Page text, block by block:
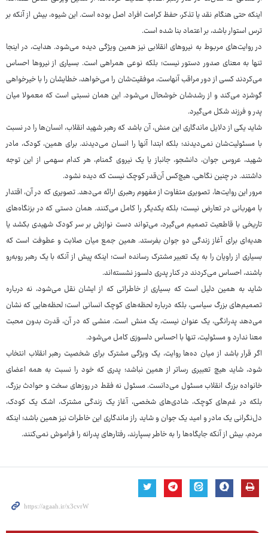
اینکه حتی هنگام نقد یا تذکر، حفظ کرامت افراد اصل بوده است. این شیوه، بیش از آنکه بر
ترس استوار باشد، بر اعتماد بنا شده است.
در روایت‌های مربوط به نیروهای انقلابی نیز همین ویژگی دیده می‌شود. هدایت، در اینجا
تنها به معنای صدور دستور نیست؛ بلکه نوعی همراهی است. بسیاری از نیروها احساس
می‌کردند کسی از دور مراقب آنهاست، موفقیت‌شان را می‌خواهد، خطایشان را با خیرخواهی
گوشزد می‌کند و از رشدشان خوشحال می‌شود. این همان نسبتی است که معمولا میان
پدر و فرزند شکل می‌گیرد.
شاید یکی از دلایل ماندگاری این منش، آن باشد که رهبر شهید انقلاب، انسان‌ها را در نسبت
با مسئولیت‌شان نمی‌دیدند؛ بلکه ابتدا آنها را انسان می‌دیدند. برای همین، کودک، مادر
شهید، عروس جوان، دانشجو، جانباز یا یک نیروی گمنام، هر کدام سهمی از این توجه
داشتند. در چنین نگاهی، هیچ‌کس آن‌قدر کوچک نیست که دیده نشود.
مرور این روایت‌ها، تصویری متفاوت از مفهوم رهبری ارائه می‌دهد. تصویری که در آن، اقتدار
با مهربانی در تعارض نیست؛ بلکه یکدیگر را کامل می‌کنند. همان دستی که در بزنگاه‌های
تاریخی با قاطعیت تصمیم می‌گیرد، می‌تواند دست نوازش بر سر کودک شهیدی بکشد یا
هدیه‌ای برای آغاز زندگی دو جوان بفرستد. همین جمع میان صلابت و عطوفت است که
بسیاری از راویان را به یک تعبیر مشترک رسانده است؛ اینکه پیش از آنکه با یک رهبر روبه‌رو
باشند، احساس می‌کردند در کنار پدری دلسوز نشسته‌اند.
شاید به همین دلیل است که بسیاری از خاطراتی که از ایشان نقل می‌شود، نه درباره
تصمیم‌های بزرگ سیاسی، بلکه درباره لحظه‌های کوچک انسانی است؛ لحظه‌هایی که نشان
می‌دهد پدرانگی، یک عنوان نیست، یک منش است. منشی که در آن، قدرت بدون محبت
معنا ندارد و مسئولیت، تنها با احساس دلسوزی کامل می‌شود.
اگر قرار باشد از میان ده‌ها روایت، یک ویژگی مشترک برای شخصیت رهبر انقلاب انتخاب
شود، شاید هیچ تعبیری رساتر از همین نباشد؛ پدری که خود را نسبت به همه اعضای
خانواده بزرگ انقلاب مسئول می‌دانست. مسئول نه فقط در روزهای سخت و حوادث بزرگ،
بلکه در غم‌های کوچک، شادی‌های شخصی، آغاز یک زندگی مشترک، اشک یک کودک،
دل‌نگرانی یک مادر و امید یک جوان و شاید راز ماندگاری این خاطرات نیز همین باشد؛ اینکه
مردم، بیش از آنکه جایگاه‌ها را به خاطر بسپارند، رفتارهای پدرانه را فراموش نمی‌کنند.